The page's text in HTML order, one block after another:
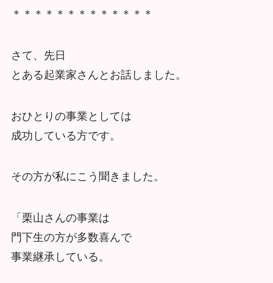
＊＊＊＊＊＊＊＊＊＊＊＊＊
さて、先日
とある起業家さんとお話しました。
おひとりの事業としては
成功している方です。
その方が私にこう聞きました。
「栗山さんの事業は
門下生の方が多数喜んで
事業継承している。